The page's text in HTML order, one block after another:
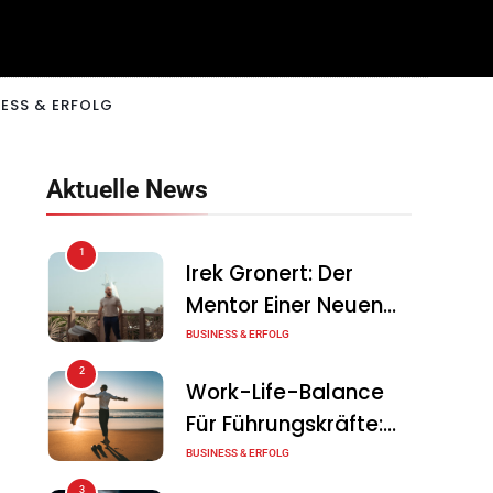
& ERFOLG
Aktuelle News
1
Irek Gronert: Der
Mentor Einer Neuen
Generation Von
BUSINESS & ERFOLG
2
Work-Life-Balance
Für Führungskräfte:
Illusion Oder Echte
BUSINESS & ERFOLG
3